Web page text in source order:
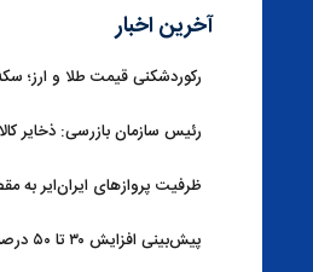
آخرین اخبار
رئیس سازمان بازرسی: ذخایر
ظرفیت پروازهای ایران‌ایر به